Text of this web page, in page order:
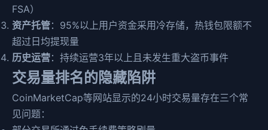
FSA）
资产托管：95%以上用户资金采用冷存储，热钱包限额不
超过日均提现量
历史运营：持续运营3年以上且未发生重大盗币事件
交易量排名的隐藏陷阱
CoinMarketCap等网站显示的24小时交易量存在三个常
见问题：